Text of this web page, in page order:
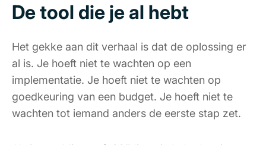
De tool die je al hebt
Het gekke aan dit verhaal is dat de oplossing er
al is. Je hoeft niet te wachten op een
implementatie. Je hoeft niet te wachten op
goedkeuring van een budget. Je hoeft niet te
wachten tot iemand anders de eerste stap zet.